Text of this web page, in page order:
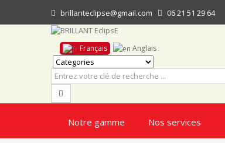
brillanteclipse@gmail.com 06 21 51 29 64
Français Anglais
Notre gamme Nos services